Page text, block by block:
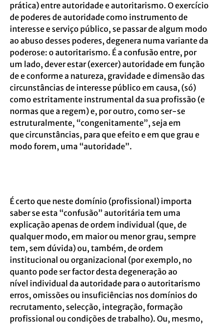
prática) entre autoridade e autoritarismo. O exercício
de poderes de autoridade como instrumento de
interesse e serviço público, se passar de algum modo
ao abuso desses poderes, degenera numa variante da
poderose: o autoritarismo. É a confusão entre, por
um lado, dever estar (exercer) autoridade em função
de e conforme a natureza, gravidade e dimensão das
circunstâncias de interesse público em causa, (só)
como estritamente instrumental da sua profissão (e
normas que a regem) e, por outro, como ser-se
estruturalmente, “congenitamente”, seja em
quecircunstâncias, para que efeito e em que grau e
modo forem, uma “autoridade”.
É certo que neste domínio (profissional) importa
saber se esta “confusão” autoritária tem uma
explicação apenas de ordem individual (que, de
qualquer modo, em maior ou menor grau, sempre
tem, sem dúvida) ou, também, de ordem
institucional ou organizacional (por exemplo, no
quanto pode ser factor desta degeneração ao
nível individual da autoridade para o autoritarismo
erros, omissões ou insuficiências nos domínios do
recrutamento, selecção, integração, formação
profissional ou condições detrabalho). Ou, mesmo,